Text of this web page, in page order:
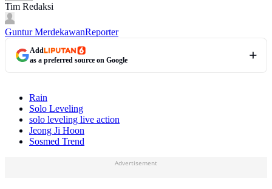
Tim Redaksi
Guntur MerdekawanReporter
Add
as a preferred source on Google
Rain
Solo Leveling
solo leveling live action
Jeong Ji Hoon
Sosmed Trend
Advertisement